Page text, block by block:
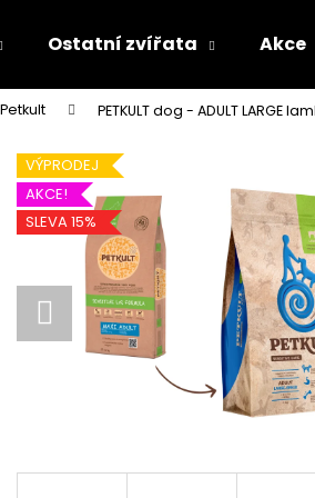
Ostatní zvířata Akce
Petkult PETKULT dog - ADULT LARGE
VÝPRODEJ
AKCE!
SLEVA 15%
Co potřebujete najít?
Doporučujeme